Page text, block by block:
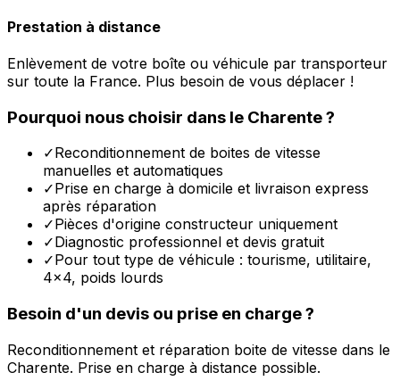
Prestation à distance
Enlèvement de votre boîte ou véhicule par transporteur
sur toute la France. Plus besoin de vous déplacer !
Pourquoi nous choisir dans le Charente?
✓Reconditionnement de boites de vitesse
manuelles et automatiques
✓Prise en charge à domicile et livraison express
après réparation
✓Pièces d'origine constructeur uniquement
✓Diagnostic professionnel et devis gratuit
✓Pour tout type de véhicule : tourisme, utilitaire,
4x4, poids lourds
Besoin d'un devis ou prise en charge ?
Reconditionnement et réparation boite de vitesse dans le
Charente. Prise en charge à distance possible.